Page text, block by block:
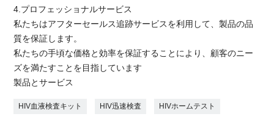
4.プロフェッショナルサービス
私たちはアフターセールス追跡サービスを利用して、製品の品
質を保証します。
私たちの手頃な価格と効率を保証することにより、顧客のニー
ズを満たすことを目指しています
製品とサービス
HIV血液検査キット HIV迅速検査 HIVホームテスト